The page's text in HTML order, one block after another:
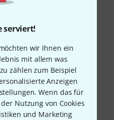
serviert!
wir Ihnen ein
mit allem was
zählen zum Beispiel
Anzeigen
Wenn das für
Nutzung von Cookies
und Marketing
und gewinne mit
über jeweils50€
Deals Thomann Insights